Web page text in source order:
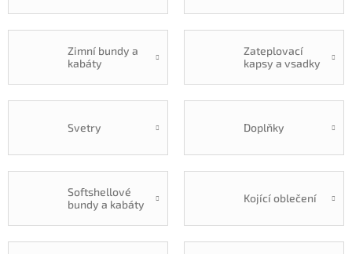
Zimní bundy a
kabáty
Zateplovací
kapsy a vsadky
Svetry Doplňky
Softshellové
bundy a kabáty
Kojící oblečení